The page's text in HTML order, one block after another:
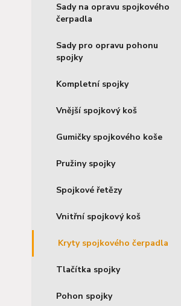
Sady na opravu spojkového
čerpadla
Sady pro opravu pohonu
spojky
Kompletní spojky
Vnější spojkový koš
Gumičky spojkového koše
Pružiny spojky
Spojkové řetězy
Vnitřní spojkový koš
Kryty spojkového čerpadla
Tlačítka spojky
Pohon spojky